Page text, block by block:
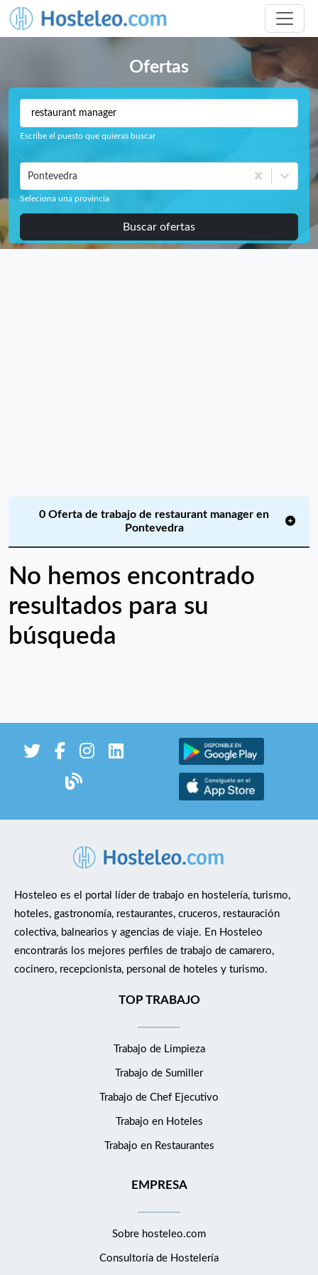
Ofertas
Escribe el puesto que quieras buscar
Pontevedra
Seleciona una provincia
Buscar ofertas
0 Oferta de trabajo de restaurant manager en
Pontevedra
No hemos encontrado
resultados para su
búsqueda
Hosteleo es el portal líder de trabajo en hostelería, turismo,
hoteles, gastronomía, restaurantes, cruceros, restauración
colectiva, balnearios y agencias de viaje. En Hosteleo
encontrarás los mejores perfiles de trabajo de camarero,
cocinero, recepcionista, personal de hoteles y turismo.
TOP TRABAJO
Trabajo de Limpieza
Trabajo de Sumiller
Trabajo de Chef Ejecutivo
Trabajo en Hoteles
Trabajo en Restaurantes
EMPRESA
Sobre hosteleo.com
Consultoría de Hostelería